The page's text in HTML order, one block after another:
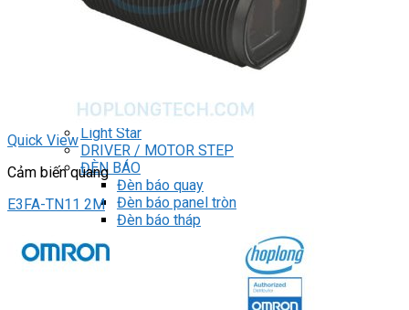
DRIVER / MOTOR SERVO
BỘ NGUỒN DC
Robot KUKA
Light Star
DRIVER / MOTOR STEP
ĐÈN BÁO
Đèn báo quay
Đèn báo panel tròn
Đèn báo tháp
CHUYỂN MẠCH / NÚT NHẤN
Chuyển mạch có khóa
Quick View
Cảm biến quang
E3FA-TN11 2M